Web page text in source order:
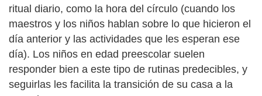
ritual diario, como la hora del círculo (cuando los
maestros y los niños hablan sobre lo que hicieron el
día anterior y las actividades que les esperan ese
día). Los niños en edad preescolar suelen
responder bien a este tipo de rutinas predecibles, y
seguirlas les facilita la transición de su casa a la